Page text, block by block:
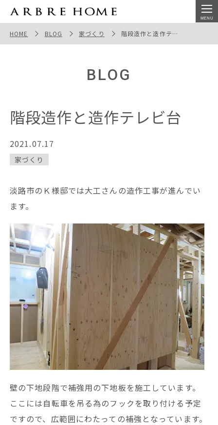
階段造作と造作テレビ台
HOME BLOG 家づくり 階段造作と造作テレビ台
BLOG
階段造作と造作テレビ台
2021.07.17
家づくり
淡路市のＫ様邸では大工さんの造作工事が進んでい
ます。
壁の下地段階で補強用の下地板を施工しています。
ここには自転車を吊る為のフックを取り付ける予定
ですので、広範囲にわたっての補強となっています。